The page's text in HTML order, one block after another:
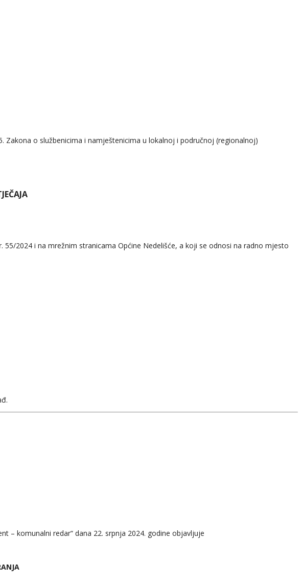
o službenicima i namještenicima u lokalnoj i područnoj (regionalnoj)
55/2024 i na mrežnim stranicama Općine Nedelišće, a koji se odnosi na radno mjesto
– komunalni redar“ dana 22. srpnja 2024. godine objavljuje